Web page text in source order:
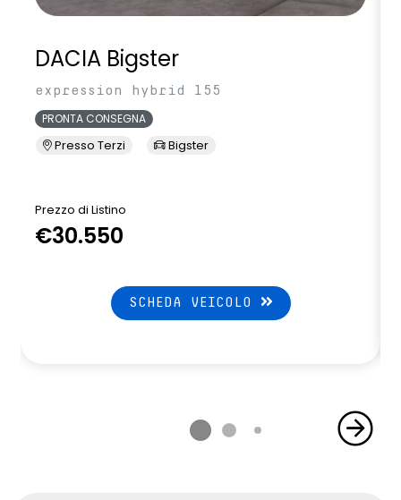
DACIA Bigster
expression hybrid 155
PRONTA CONSEGNA
Presso Terzi Bigster
Prezzo di Listino
€30.550
SCHEDA VEICOLO